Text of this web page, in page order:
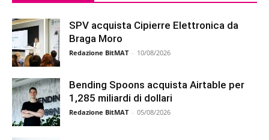
SPV acquista Cipierre Elettronica da
Braga Moro
Redazione BitMAT - 10/08/2026
Bending Spoons acquista Airtable per
1,285 miliardi di dollari
Redazione BitMAT - 05/08/2026